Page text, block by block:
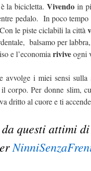
la bicicletta.Vivendo in
pedalo. In poco
le piste ciclabili la città
balsamo per
e l’economia riviveogni
avvolge i miei sensi
corpo. Per donne slim,
dritto al cuore e ti
questi attimi